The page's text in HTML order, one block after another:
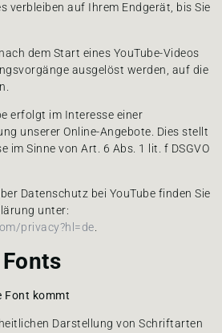
verbleiben auf Ihrem Endgerät, bis Sie
dem Start eines YouTube-Videos
ausgelöst werden, auf die
erfolgt im Interesse einer
unserer Online-Angebote. Dies stellt
im Sinne von Art. 6 Abs. 1 lit. f DSGVO
Datenschutz bei YouTube finden Sie
unter:
privacy?hl=de.
Font kommt
Darstellung von Schriftarten